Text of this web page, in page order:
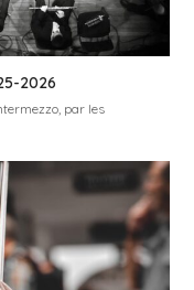
2026
par les